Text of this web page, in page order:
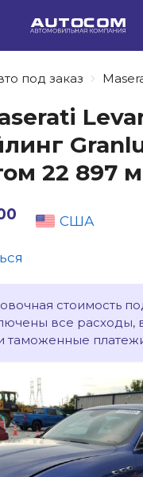
под заказ
22 897
США
стоимость
все расходы,
таможенные